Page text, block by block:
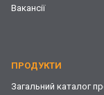
Вакансії
ПРОДУКТИ
Загальний каталог